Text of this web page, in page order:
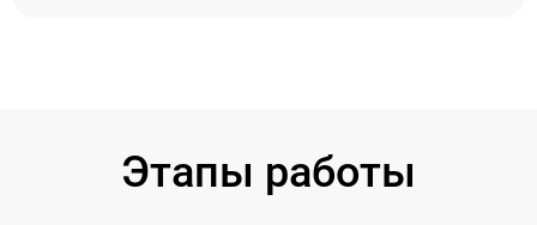
Этапы работы